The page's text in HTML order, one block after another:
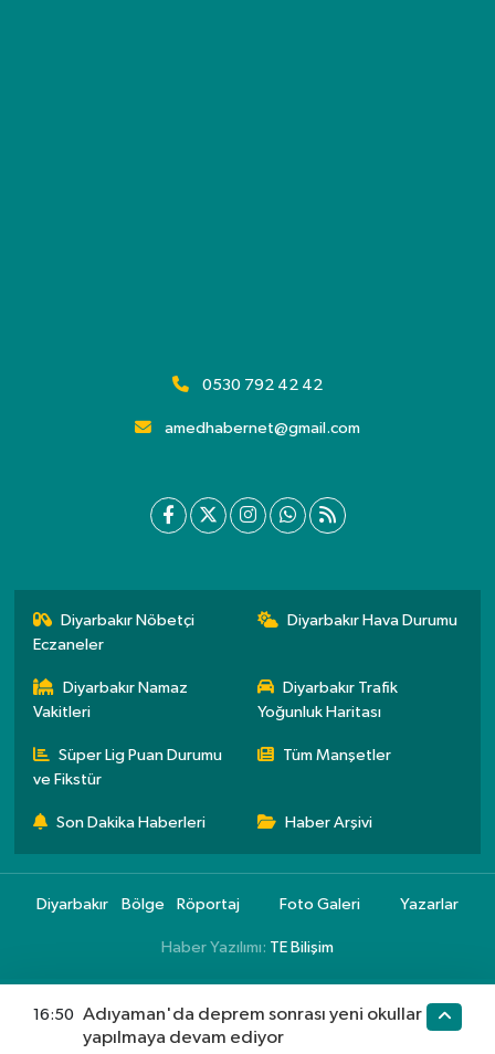
0530 792 42 42
amedhabernet@gmail.com
Diyarbakır Nöbetçi
Eczaneler
Diyarbakır Hava Durumu
Diyarbakır Namaz
Vakitleri
Diyarbakır Trafik
Yoğunluk Haritası
Süper Lig Puan Durumu
ve Fikstür
Tüm Manşetler
Son Dakika Haberleri Haber Arşivi
Diyarbakır Bölge Röportaj Foto Galeri Yazarlar
Haber Yazılımı: TE Bilişim
16:50
Adıyaman'da deprem sonrası yeni okullar
yapılmaya devam ediyor